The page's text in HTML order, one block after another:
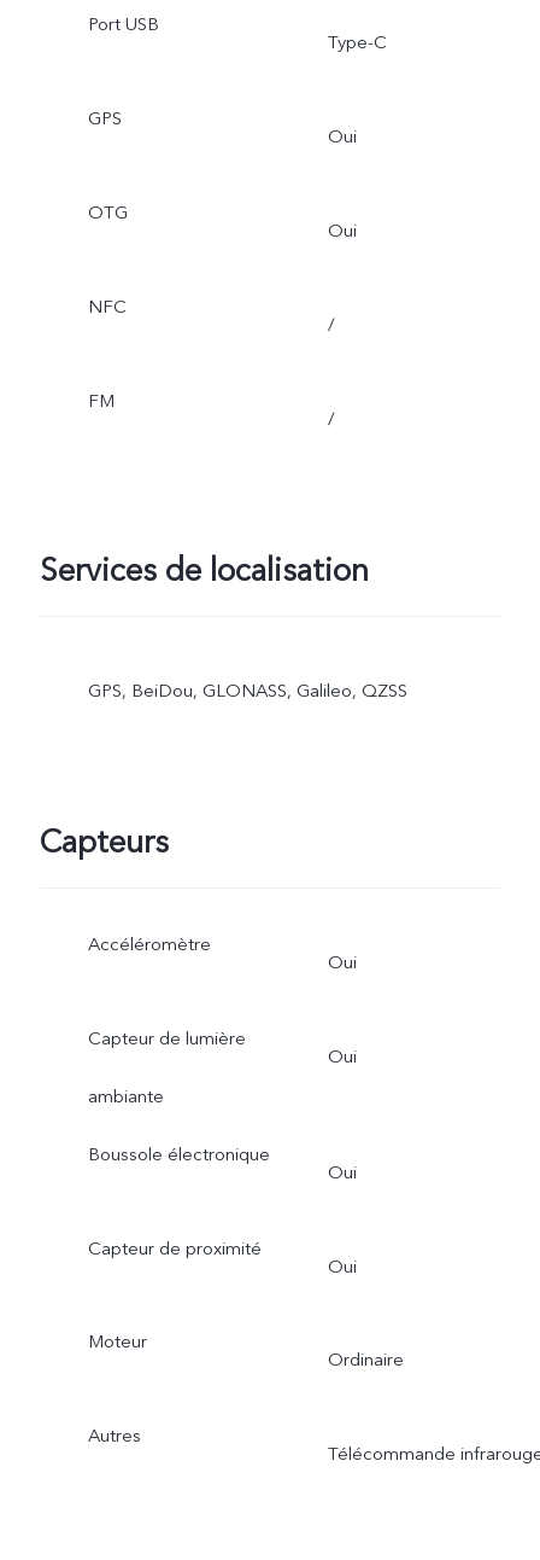
Port USB
Type-C
GPS
Oui
OTG
Oui
NFC
/
FM
/
Services de localisation
GPS, BeiDou, GLONASS, Galileo, QZSS
Capteurs
Accéléromètre
Oui
Capteur de lumière
ambiante
Oui
Boussole électronique
Oui
Capteur de proximité
Oui
Moteur
Ordinaire
Autres
Télécommande